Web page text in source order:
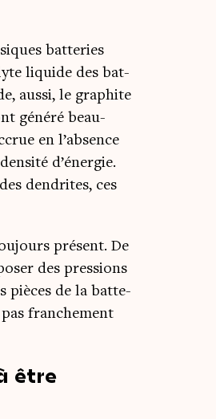
bat­te­ries
liquide des bat­
aus­si, le gra­phite
géné­ré beau­
en l’absence
d’énergie.
den­drites, ces
pré­sent. De
des pres­sions
pièces de la bat­te­
fran­che­ment
être